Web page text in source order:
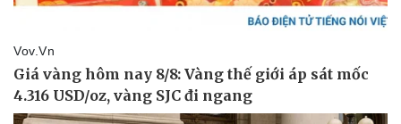
Âm nhạc
Di sản
Nghệ sĩ